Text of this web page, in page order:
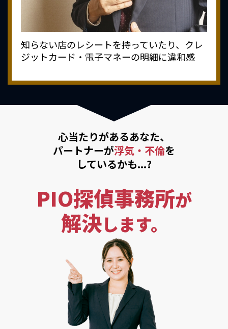
知らない店のレシートを持っていたり、クレ
ジットカード・電子マネーの明細に違和感
心当たりがあるあなた、
パートナーが浮気・不倫を
しているかも...?
PIO探偵事務所が
解決します。